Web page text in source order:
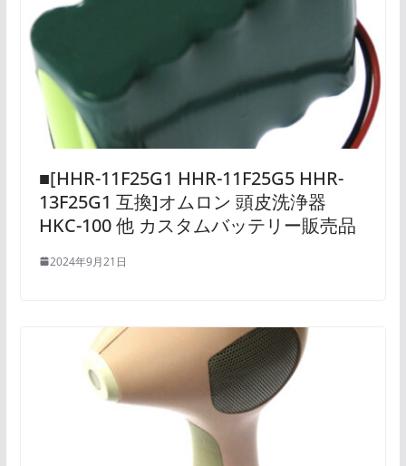
■[HHR-11F25G1 HHR-11F25G5 HHR-
13F25G1 互換]オムロン 頭皮洗浄器
HKC-100 他 カスタムバッテリー販売品
2024年9月21日